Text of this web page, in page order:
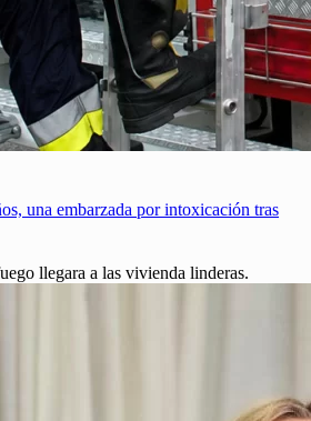
una embarzada por intoxicación tras
llegara a las vivienda linderas.